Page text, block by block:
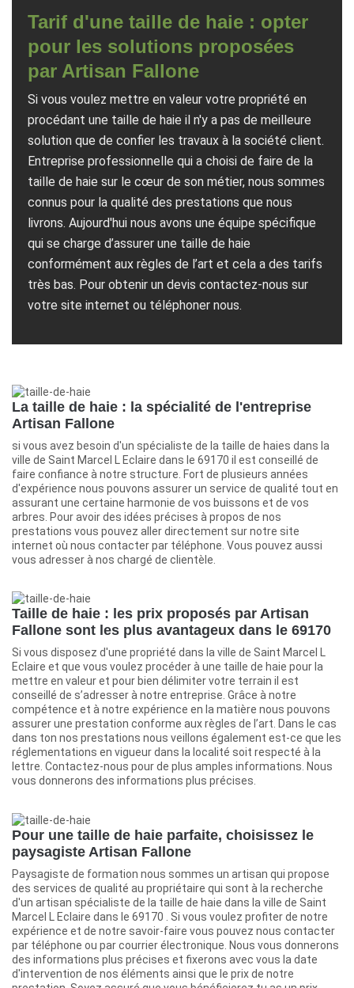
Tarif d'une taille de haie : opter
pour les solutions proposées
par Artisan Fallone
Si vous voulez mettre en valeur votre propriété en
procédant une taille de haie il n'y a pas de meilleure
solution que de confier les travaux à la société client.
Entreprise professionnelle qui a choisi de faire de la
taille de haie sur le cœur de son métier, nous sommes
connus pour la qualité des prestations que nous
livrons. Aujourd'hui nous avons une équipe spécifique
qui se charge d’assurer une taille de haie
conformément aux règles de l’art et cela a des tarifs
très bas. Pour obtenir un devis contactez-nous sur
votre site internet ou téléphoner nous.
La taille de haie : la spécialité de l'entreprise
Artisan Fallone
si vous avez besoin d'un spécialiste de la taille de haies dans la
ville de Saint Marcel L Eclaire dans le 69170 il est conseillé de
faire confiance à notre structure. Fort de plusieurs années
d'expérience nous pouvons assurer un service de qualité tout en
assurant une certaine harmonie de vos buissons et de vos
arbres. Pour avoir des idées précises à propos de nos
prestations vous pouvez aller directement sur notre site
internet où nous contacter par téléphone. Vous pouvez aussi
vous adresser à nos chargé de clientèle.
Taille de haie : les prix proposés par Artisan
Fallone sont les plus avantageux dans le 69170
Si vous disposez d'une propriété dans la ville de Saint Marcel L
Eclaire et que vous voulez procéder à une taille de haie pour la
mettre en valeur et pour bien délimiter votre terrain il est
conseillé de s’adresser à notre entreprise. Grâce à notre
compétence et à notre expérience en la matière nous pouvons
assurer une prestation conforme aux règles de l’art. Dans le cas
dans ton nos prestations nous veillons également est-ce que les
réglementations en vigueur dans la localité soit respecté à la
lettre. Contactez-nous pour de plus amples informations. Nous
vous donnerons des informations plus précises.
Pour une taille de haie parfaite, choisissez le
paysagiste Artisan Fallone
Paysagiste de formation nous sommes un artisan qui propose
des services de qualité au propriétaire qui sont à la recherche
d'un artisan spécialiste de la taille de haie dans la ville de Saint
Marcel L Eclaire dans le 69170 . Si vous voulez profiter de notre
expérience et de notre savoir-faire vous pouvez nous contacter
par téléphone ou par courrier électronique. Nous vous donnerons
des informations plus précises et fixerons avec vous la date
d'intervention de nos éléments ainsi que le prix de notre